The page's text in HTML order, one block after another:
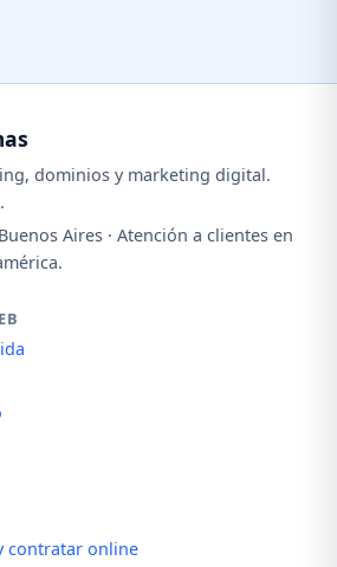
dominios y marketing digital.
Aires · Atención a clientes en
contratar online